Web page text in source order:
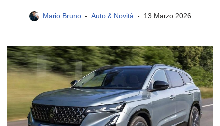
Mario Bruno Auto & Novità 13 Marzo 2026